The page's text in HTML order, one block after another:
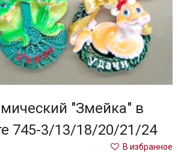
"Змейка" в
745-3/13/18/20/21/24
В избранное